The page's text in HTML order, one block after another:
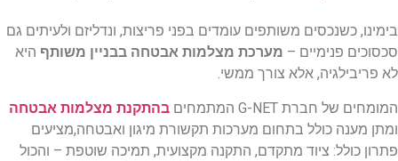
בימינו, כשנכסים משותפים עומדים בפני פריצות, ונדליזם ולעיתים גם
סכסוכים פנימיים – מערכת מצלמות אבטחה בבניין משותף היא
לא פריבילגיה, אלא צורך ממשי.
המומחים של חברת G-NET המתמחים
בהתקנת מצלמות אבטחה
ומתן מענה כולל בתחום מערכות תקשורת מיגון ואבטחה,מציעים
פתרון כולל: ציוד מתקדם, התקנה מקצועית, תמיכה שוטפת – והכול